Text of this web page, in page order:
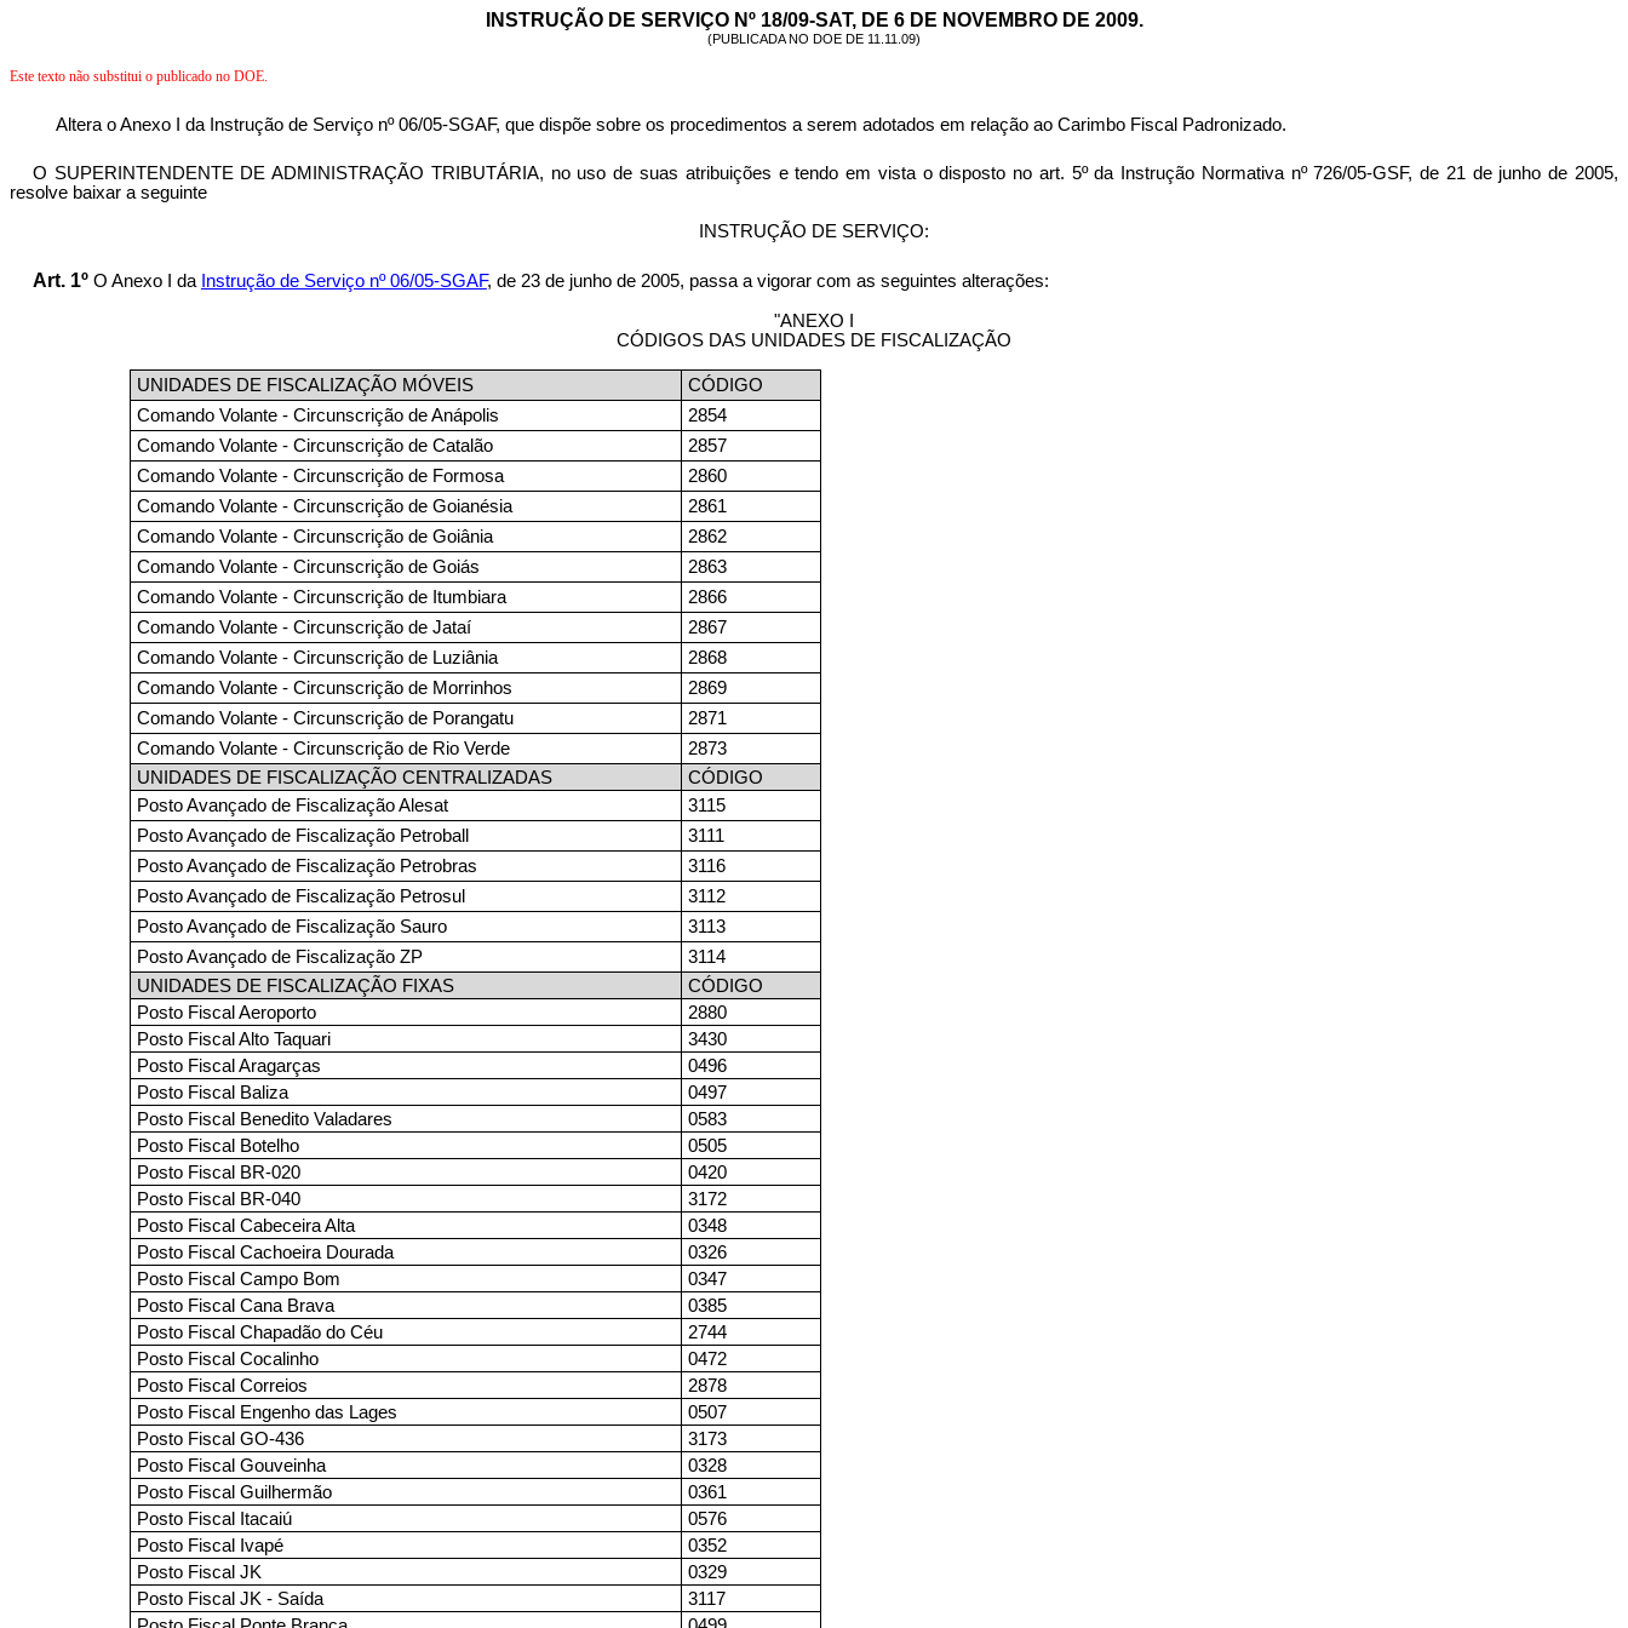
INSTRUÇÃO DE SERVIÇO Nº 18/09-SAT, DE 6 DE NOVEMBRO DE 2009.
(PUBLICADA NO DOE DE 11.11.09)
Este texto não substitui o publicado no DOE.
Altera o Anexo I da Instrução de Serviço nº 06/05-SGAF, que dispõe sobre os procedimentos a serem adotados em relação ao Carimbo Fiscal Padronizado.
O SUPERINTENDENTE DE ADMINISTRAÇÃO TRIBUTÁRIA, no uso de suas atribuições e tendo em vista o disposto no art. 5º da Instrução Normativa nº 726/05-GSF, de 21 de junho de 2005,
resolve baixar a seguinte
INSTRUÇÃO DE SERVIÇO:
Art. 1º O Anexo I da Instrução de Serviço nº 06/05-SGAF, de 23 de junho de 2005, passa a vigorar com as seguintes alterações:
"ANEXO I
CÓDIGOS DAS UNIDADES DE FISCALIZAÇÃO
UNIDADES DE FISCALIZAÇÃO MÓVEIS
CÓDIGO
Comando Volante - Circunscrição de Anápolis
2854
Comando Volante - Circunscrição de Catalão
2857
Comando Volante - Circunscrição de Formosa
2860
Comando Volante - Circunscrição de Goianésia
2861
Comando Volante - Circunscrição de Goiânia
2862
Comando Volante - Circunscrição de Goiás
2863
Comando Volante - Circunscrição de Itumbiara
2866
Comando Volante - Circunscrição de Jataí
2867
Comando Volante - Circunscrição de Luziânia
2868
Comando Volante - Circunscrição de Morrinhos
2869
Comando Volante - Circunscrição de Porangatu
2871
Comando Volante - Circunscrição de Rio Verde
2873
UNIDADES DE FISCALIZAÇÃO CENTRALIZADAS
CÓDIGO
Posto Avançado de Fiscalização Alesat
3115
Posto Avançado de Fiscalização Petroball
3111
Posto Avançado de Fiscalização Petrobras
3116
Posto Avançado de Fiscalização Petrosul
3112
Posto Avançado de Fiscalização Sauro
3113
Posto Avançado de Fiscalização ZP
3114
UNIDADES DE FISCALIZAÇÃO FIXAS
CÓDIGO
Posto Fiscal Aeroporto
2880
Posto Fiscal Alto Taquari
3430
Posto Fiscal Aragarças
0496
Posto Fiscal Baliza
0497
Posto Fiscal Benedito Valadares
0583
Posto Fiscal Botelho
0505
Posto Fiscal BR-020
0420
Posto Fiscal BR-040
3172
Posto Fiscal Cabeceira Alta
0348
Posto Fiscal Cachoeira Dourada
0326
Posto Fiscal Campo Bom
0347
Posto Fiscal Cana Brava
0385
Posto Fiscal Chapadão do Céu
2744
Posto Fiscal Cocalinho
0472
Posto Fiscal Correios
2878
Posto Fiscal Engenho das Lages
0507
Posto Fiscal GO-436
3173
Posto Fiscal Gouveinha
0328
Posto Fiscal Guilhermão
0361
Posto Fiscal Itacaiú
0576
Posto Fiscal Ivapé
0352
Posto Fiscal JK
0329
Posto Fiscal JK - Saída
3117